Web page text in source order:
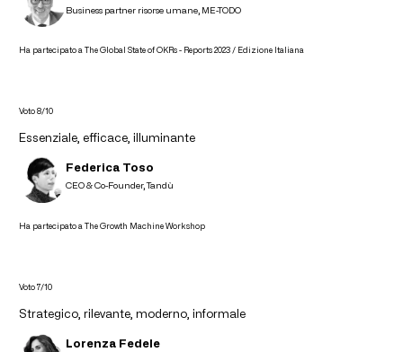
Business partner risorse umane, ME-TODO
Ha partecipato a The Global State of OKRs - Reports 2023 / Edizione Italiana
Voto 8/10
Essenziale, efficace, illuminante
Federica Toso
CEO & Co-Founder, Tandù
Ha partecipato a The Growth Machine Workshop
Voto 7/10
Strategico, rilevante, moderno, informale
Lorenza Fedele